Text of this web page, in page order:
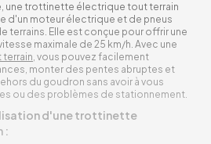
une trottinette électrique tout terrain
d'un moteur électrique et de pneus
terrains. Elle est conçue pour offrir une
maximale de 25 km/h. Avec une
, vous pouvez facilement
monter des pentes abruptes et
du goudron sans avoir à vous
ou des problèmes de stationnement.
d'une trottinette
: